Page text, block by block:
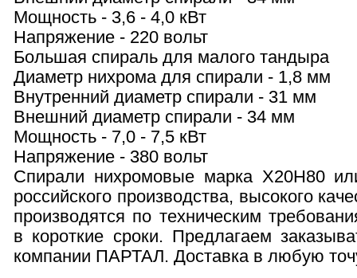
Мощность - 3,6 - 4,0 кВт
Напряжение - 220 вольт
Большая спираль для малого тандыра
Диаметр нихрома для спирали - 1,8 мм
Внутренний диаметр спирали - 31 мм
Внешний диаметр спирали - 34 мм
Мощность - 7,0 - 7,5 кВт
Напряжение - 380 вольт
Спирали нихромовые марка Х20Н80
российского производства, высокого
производятся по техническим
в короткие сроки. Предлагаем
компании ПАРТАЛ. Доставка в любую